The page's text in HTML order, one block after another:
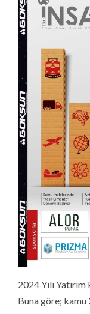
2024 Yılı
Buna göre;